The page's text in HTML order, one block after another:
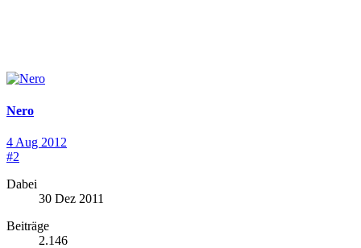
Nero
4 Aug 2012
#2
Dabei
30 Dez 2011
Beiträge
2.146